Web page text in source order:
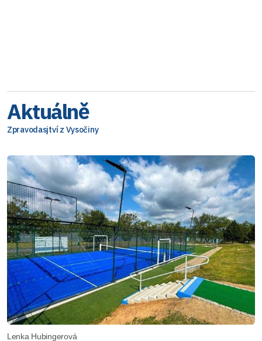
Aktuálně
Zpravodasjtví z Vysočiny
Lenka Hubingerová